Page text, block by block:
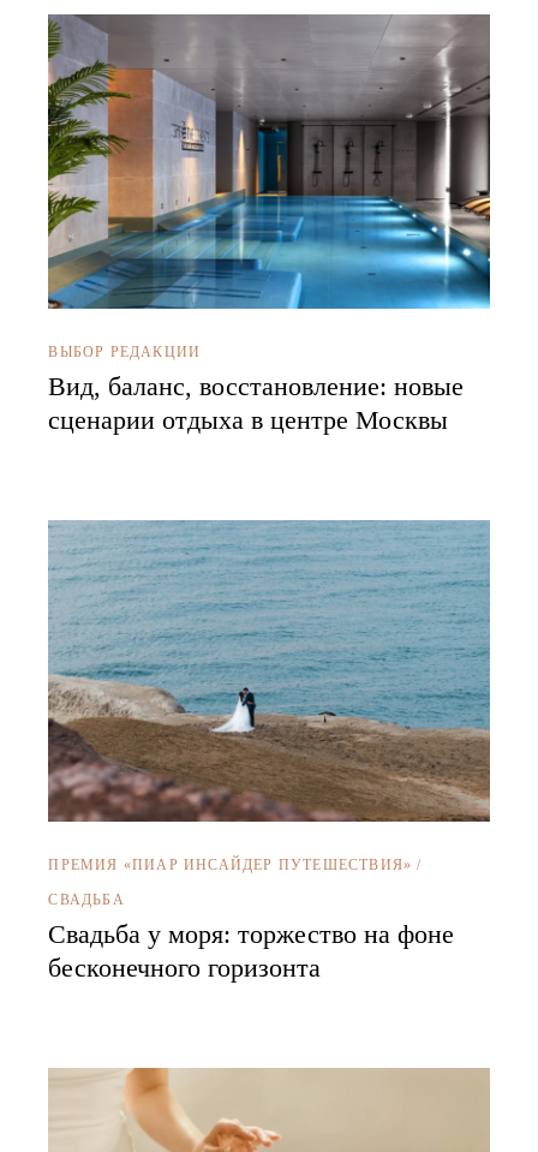
ВЫБОР РЕДАКЦИИ
Вид, баланс, восстановление: новые
сценарии отдыха в центре Москвы
ПРЕМИЯ «ПИАР ИНСАЙДЕР ПУТЕШЕСТВИЯ» /
СВАДЬБА
Свадьба у моря: торжество на фоне
бесконечного горизонта